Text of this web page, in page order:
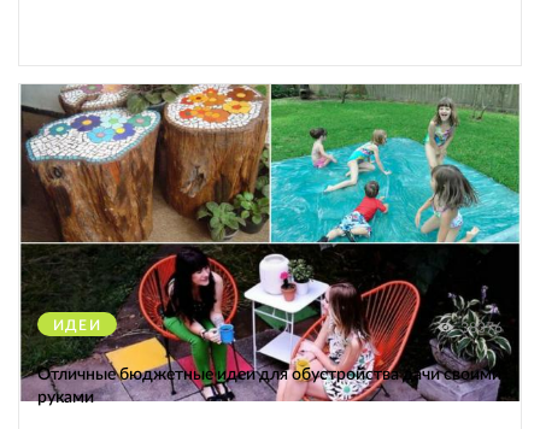
ИДЕИ 38376
Отличные бюджетные идеи для обустройства дачи своими
руками